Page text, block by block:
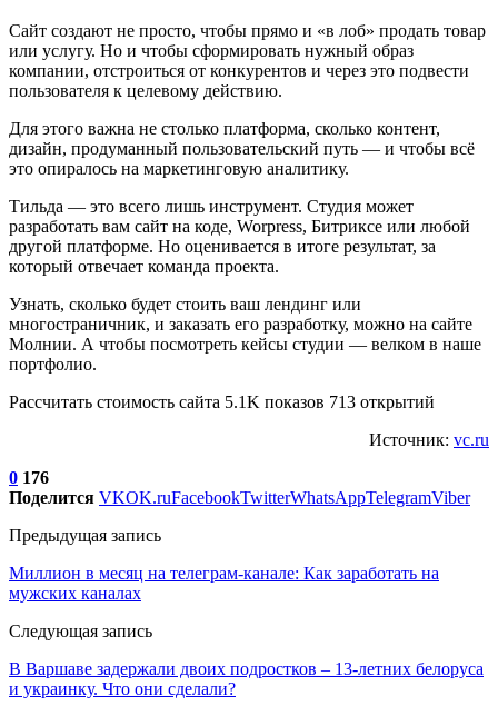
Сайт создают не просто, чтобы прямо и «в лоб» продать товар
или услугу. Но и чтобы сформировать нужный образ
компании, отстроиться от конкурентов и через это подвести
пользователя к целевому действию.
Для этого важна не столько платформа, сколько контент,
дизайн, продуманный пользовательский путь — и чтобы всё
это опиралось на маркетинговую аналитику.
Тильда — это всего лишь инструмент. Студия может
разработать вам сайт на коде, Worpress, Битриксе или любой
другой платформе. Но оценивается в итоге результат, за
который отвечает команда проекта.
Узнать, сколько будет стоить ваш лендинг или
многостраничник, и заказать его разработку, можно на сайте
Молнии. А чтобы посмотреть кейсы студии — велком в наше
портфолио.
Рассчитать стоимость сайта 5.1K показов 713 открытий
Источник: vc.ru
0 176
Поделится VKOK.ruFacebookTwitterWhatsAppTelegramViber
Предыдущая запись
Миллион в месяц на телеграм-канале: Как заработать на
мужских каналах
Следующая запись
В Варшаве задержали двоих подростков – 13-летних белоруса
и украинку. Что они сделали?